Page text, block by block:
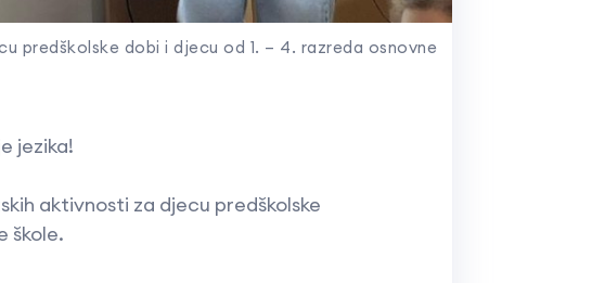
predškolske dobi i djecu od 1. – 4. razreda osnovne
jezika!
aktivnosti za djecu predškolske
škole.